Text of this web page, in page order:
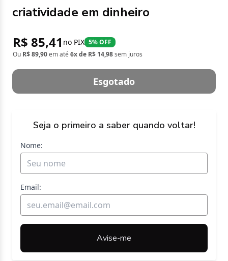
criatividade em dinheiro
R$ 85,41 no PIX 5% OFF
Ou R$ 89,90em até6x de R$ 14,98sem juros
Esgotado
Seja o primeiro a saber quando voltar!
Nome:
Email:
Avise-me